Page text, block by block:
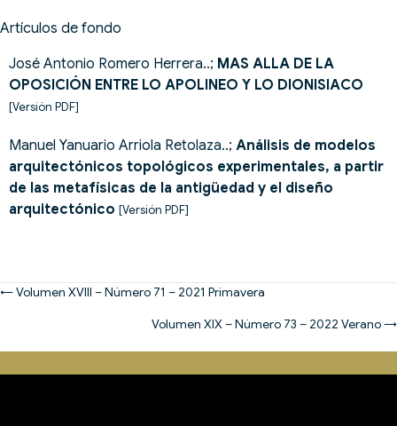
Artículos de fondo
José Antonio Romero Herrera..; MAS ALLA DE LA
OPOSICIÓN ENTRE LO APOLINEO Y LO DIONISIACO
[Versión PDF]
Manuel Yanuario Arriola Retolaza..; Análisis de modelos
arquitectónicos topológicos experimentales, a partir
de las metafísicas de la antigüedad y el diseño
arquitectónico [Versión PDF]
Posts
← Volumen XVIII – Número 71 – 2021 Primavera
Volumen XIX – Número 73 – 2022 Verano →